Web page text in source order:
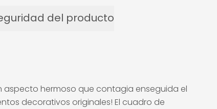
del producto
aspecto hermoso que contagia enseguida el
decorativos originales! El cuadro de